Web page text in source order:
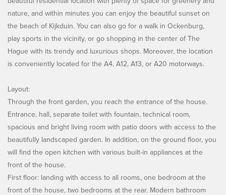
nature, and within minutes you can enjoy the beautiful sunset on
the beach of Kijkduin. You can also go for a walk in Ockenburg,
play sports in the vicinity, or go shopping in the center of The
Hague with its trendy and luxurious shops. Moreover, the location
is conveniently located for the A4, A12, A13, or A20 motorways.
Layout:
Through the front garden, you reach the entrance of the house.
Entrance, hall, separate toilet with fountain, technical room,
spacious and bright living room with patio doors with access to the
beautifully landscaped garden. In addition, on the ground floor, you
will find the open kitchen with various built-in appliances at the
front of the house.
First floor: landing with access to all rooms, one bedroom at the
front of the house, two bedrooms at the rear. Modern bathroom